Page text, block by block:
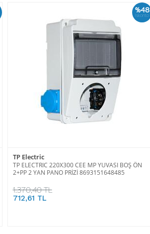
%48
İskonto
TP Electric
TP ELECTRIC 220X300 CEE MP YUVASI BOŞ ÖN
2+PP 2 YAN PANO PRİZİ 8693151648485
1.370,40 TL
712,61 TL